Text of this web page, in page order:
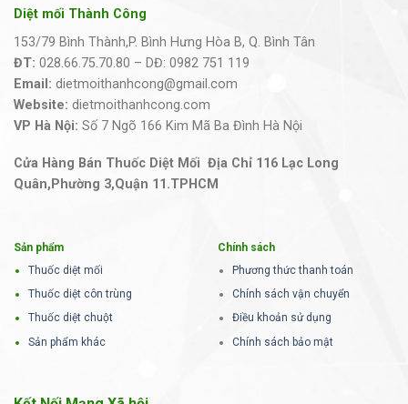
Diệt mối Thành Công
153/79 Bình Thành,P. Bình Hưng Hòa B, Q. Bình Tân
ĐT: 028.66.75.70.80 – DĐ: 0982 751 119
Email: dietmoithanhcong@gmail.com
Website: dietmoithanhcong.com
VP Hà Nội: Số 7 Ngõ 166 Kim Mã Ba Đình Hà Nội
Cửa Hàng Bán Thuốc Diệt Mối Địa Chỉ 116 Lạc Long
Quân,Phường 3,Quận 11.TPHCM
Sản phẩm
Thuốc diệt mối
Thuốc diệt côn trùng
Thuốc diệt chuột
Sản phẩm khác
Chính sách
Phương thức thanh toán
Chính sách vận chuyển
Điều khoản sử dụng
Chính sách bảo mật